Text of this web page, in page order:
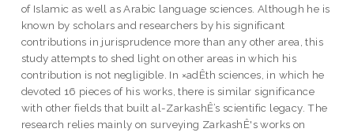
of Islamic as well as Arabic language sciences. Although he is
known by scholars and researchers by his significant
contributions in jurisprudence more than any other area, this
study attempts to shed light on other areas in which his
contribution is not negligible. In ×adÊth sciences, in which he
devoted 16 pieces of his works, there is similar significance
with other fields that built al-ZarkashÊ’s scientific legacy. The
research relies mainly on surveying ZarkashÊ's works on